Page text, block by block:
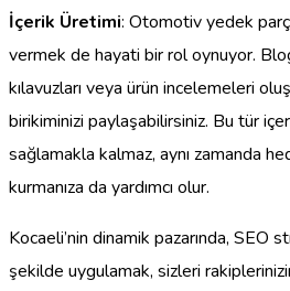
İçerik Üretimi: Otomotiv yedek
vermek de hayati bir rol oynuyor. Blog
kılavuzları veya ürün incelemeleri
birikiminizi paylaşabilirsiniz. Bu tür
sağlamakla kalmaz, aynı zamanda
kurmanıza da yardımcı olur.
Kocaeli’nin dinamik pazarında, SEO
şekilde uygulamak, sizleri